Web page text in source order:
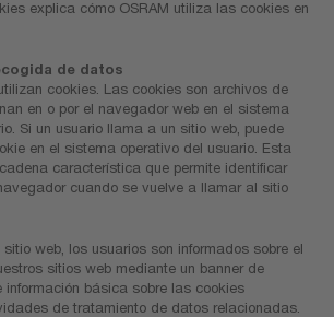
explica cómo OSRAM utiliza las cookies en
de datos
cookies. Las cookies son archivos de
en o por el navegador web en el sistema
Si un usuario llama a un sitio web, puede
en el sistema operativo del usuario. Esta
característica que permite identificar
cuando se vuelve a llamar al sitio
web, los usuarios son informados sobre el
sitios web mediante un banner de
información básica sobre las cookies
de tratamiento de datos relacionadas.